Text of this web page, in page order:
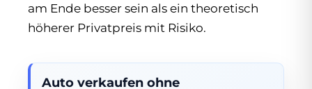
am Ende besser sein als ein theoretisch
höherer Privatpreis mit Risiko.
Auto verkaufen ohne